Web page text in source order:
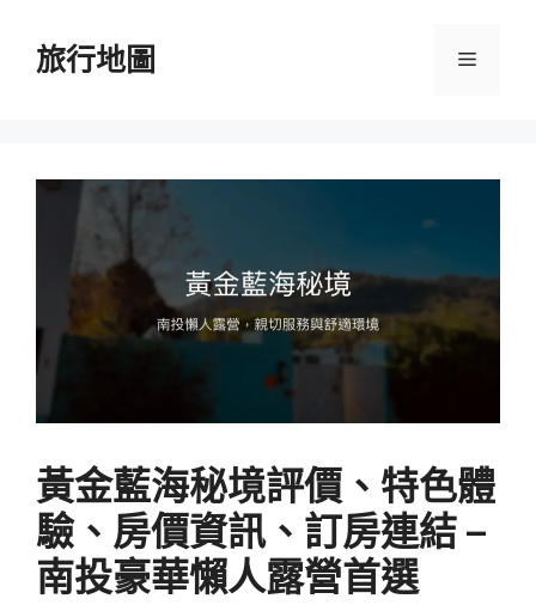
旅行地圖 選
黃金藍海秘境評價、特色體
驗、房價資訊、訂房連結 –
南投豪華懶人露營首選